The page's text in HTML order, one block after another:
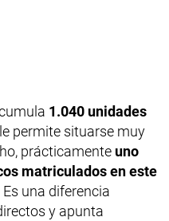
1.040 unidades
permite situarse muy
prácticamente uno
matriculados en este
Es una diferencia
y apunta